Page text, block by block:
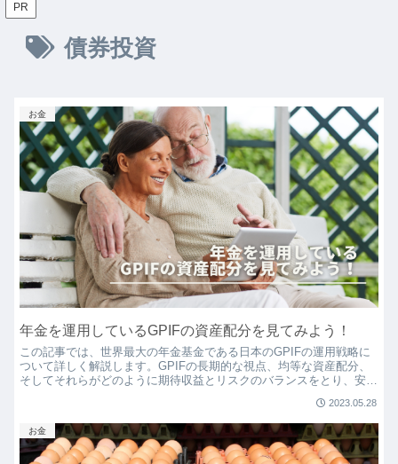
PR
債券投資
お金
年金を運用しているGPIFの資産配分を見てみよう！
この記事では、世界最大の年金基金である日本のGPIFの運用戦略に
ついて詳しく解説します。GPIFの長期的な視点、均等な資産配分、
そしてそれらがどのように期待収益とリスクのバランスをとり、安定
2023.05.28
お金